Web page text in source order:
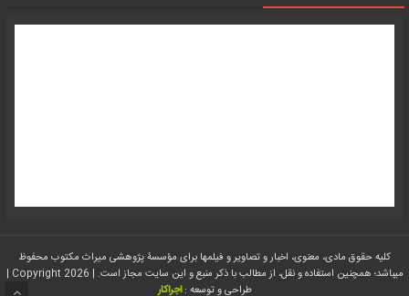
کلیه حقوق مادی، معنوی، اخبار و تصاویر و فیلمها برای مؤسسۀ پژوهشی میراث مکتوب محفوظ
میباشد؛ همچنین استفاده و نقل، از مطالب با ذکر منبع و این سایت مجاز است. | Copyright 2026 |
طراحی و توسعه : اجراکار